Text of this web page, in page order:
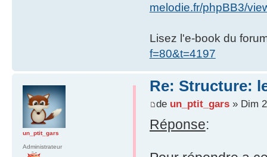
melodie.fr/phpBB3/
Lisez l'e-book du
f=80&t=4197
Re: Structure:
de un_ptit_gars» Dim
Réponse:
un_ptit_gars
Administrateur